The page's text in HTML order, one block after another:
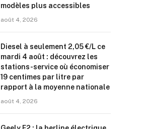
modèles plus accessibles
août 4, 2026
Diesel à seulement 2,05 €/L ce
mardi 4 août : découvrez les
stations-service où économiser
19 centimes par litre par
rapport à la moyenne nationale
août 4, 2026